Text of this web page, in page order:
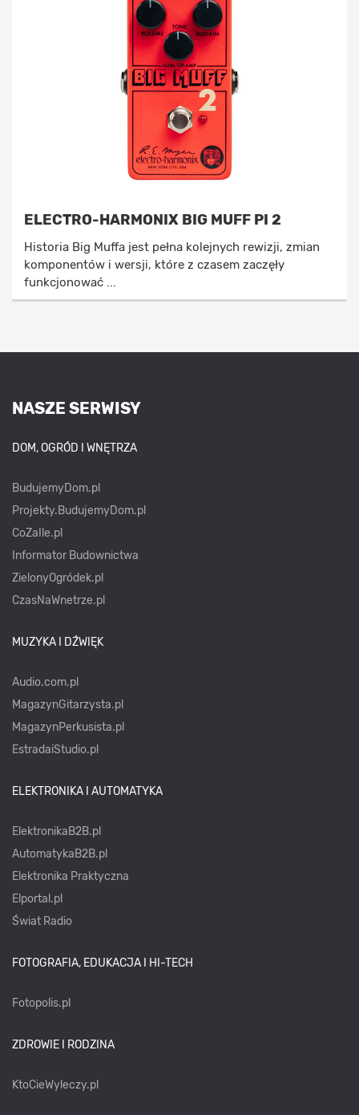
ELECTRO-HARMONIX BIG MUFF PI 2
Historia Big Muffa jest pełna kolejnych rewizji, zmian
komponentów i wersji, które z czasem zaczęły
funkcjonować ...
NASZE SERWISY
DOM, OGRÓD I WNĘTRZA
BudujemyDom.pl
Projekty.BudujemyDom.pl
CoZaIle.pl
Informator Budownictwa
ZielonyOgródek.pl
CzasNaWnetrze.pl
MUZYKA I DŹWIĘK
Audio.com.pl
MagazynGitarzysta.pl
MagazynPerkusista.pl
EstradaiStudio.pl
ELEKTRONIKA I AUTOMATYKA
ElektronikaB2B.pl
AutomatykaB2B.pl
Elektronika Praktyczna
Elportal.pl
Świat Radio
FOTOGRAFIA, EDUKACJA I HI-TECH
Fotopolis.pl
ZDROWIE I RODZINA
KtoCieWyleczy.pl